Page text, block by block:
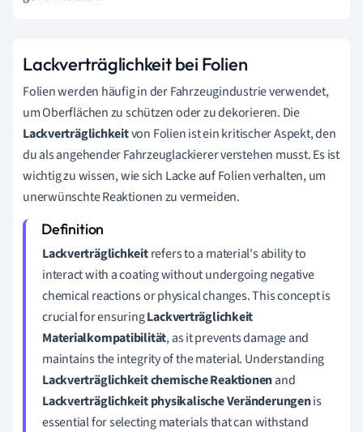
Lackverträglichkeit bei Folien
Folien werden häufig in der Fahrzeugindustrie verwendet,
um Oberflächen zu schützen oder zu dekorieren. Die
Lackverträglichkeitvon Folien ist ein kritischer Aspekt, den
du als angehender Fahrzeuglackierer verstehen musst. Es ist
wichtig zu wissen, wie sich Lacke auf Folien verhalten, um
unerwünschte Reaktionen zu vermeiden.
Lackverträglichkeitrefers to a material's ability to
interact with a coating without undergoing negative
chemical reactions or physical changes. This concept is
crucial for ensuringLackverträglichkeit
Materialkompatibilität, as it prevents damage and
maintains the integrity of the material. Understanding
Lackverträglichkeit chemische Reaktionenand
Lackverträglichkeit physikalische Veränderungenis
essential for selecting materials that can withstand